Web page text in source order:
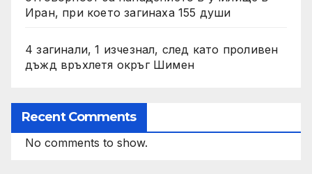
Иран, при което загинаха 155 души
4 загинали, 1 изчезнал, след като проливен
дъжд връхлетя окръг Шимен
Recent Comments
No comments to show.